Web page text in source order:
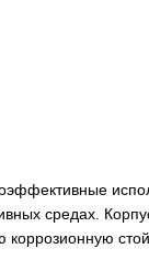
средах.